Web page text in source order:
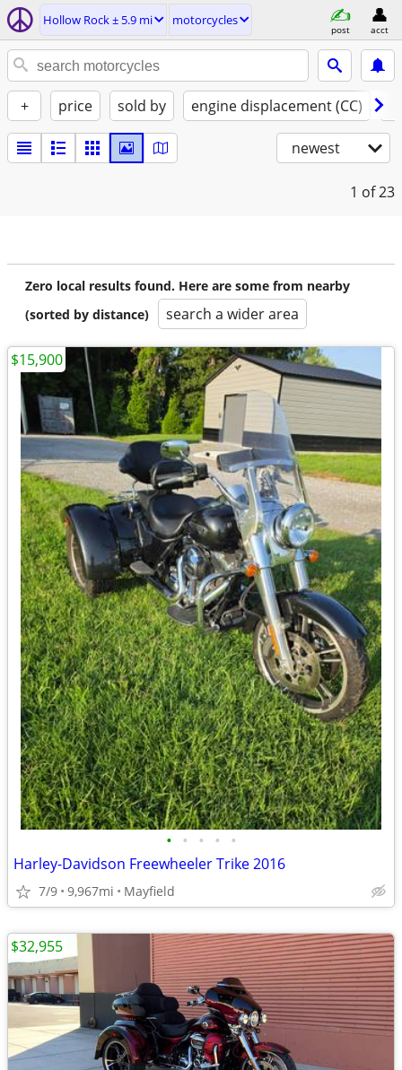
Hollow Rock ± 5.9 mi motorcycles
post acct
+ price sold by engine displacement (CC)
newest
1 of 23
Zero local results found. Here are some from nearby
(sorted by distance)
search a wider area
• • • • •
Harley-Davidson Freewheeler Trike 2016
7/9 9,967mi Mayfield
$15,900
$32,955